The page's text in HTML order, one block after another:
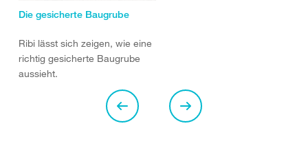
Die gesicherte Baugrube
Ribi lässt sich zeigen, wie eine
richtig gesicherte Baugrube
aussieht.